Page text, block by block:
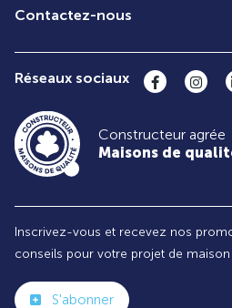
Contactez-nous
Réseaux sociaux
Constructeur agrée
Maisons de
Inscrivez-vous et recevez nos
conseils pour votre projet de maison
S'abonner